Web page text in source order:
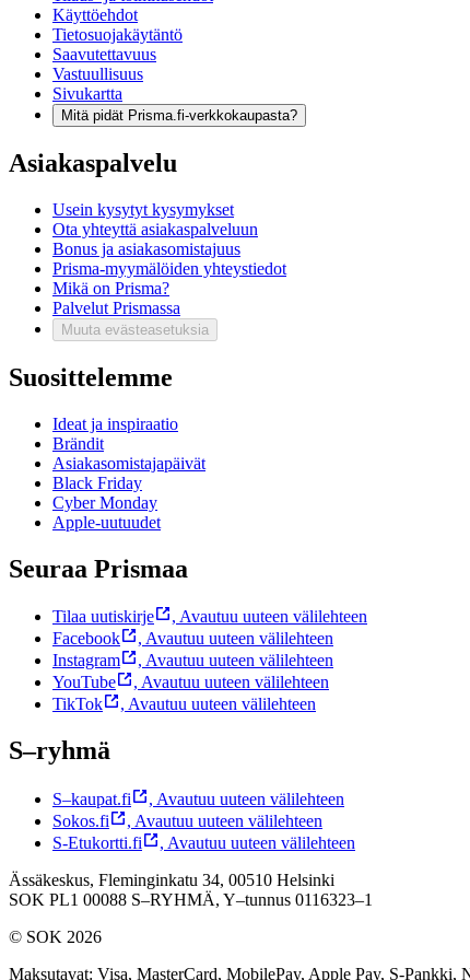
Käyttöehdot
Tietosuojakäytäntö
Saavutettavuus
Vastuullisuus
Sivukartta
Mitä pidät Prisma.fi-verkkokaupasta?
Asiakaspalvelu
Usein kysytyt kysymykset
Ota yhteyttä asiakaspalveluun
Bonus ja asiakasomistajuus
Prisma-myymälöiden yhteystiedot
Mikä on Prisma?
Palvelut Prismassa
Muuta evästeasetuksia
Suosittelemme
Ideat ja inspiraatio
Brändit
Asiakasomistajapäivät
Black Friday
Cyber Monday
Apple-uutuudet
Seuraa Prismaa
Tilaa uutiskirje , Avautuu uuteen välilehteen
Facebook
, Avautuu uuteen välilehteen
Instagram
, Avautuu uuteen välilehteen
YouTube
, Avautuu uuteen välilehteen
TikTok
, Avautuu uuteen välilehteen
S–ryhmä
S–kaupat.fi , Avautuu uuteen välilehteen
Sokos.fi
, Avautuu uuteen välilehteen
S-Etukortti.fi
, Avautuu uuteen välilehteen
Ässäkeskus, Fleminginkatu 34, 00510 Helsinki
SOK PL1 00088 S–RYHMÄ, Y–tunnus 0116323–1
© SOK 2026
Maksutavat: Visa, MasterCard, MobilePay, Apple Pay, S-Pankki,